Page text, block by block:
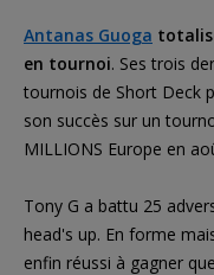
Antanas Guoga
en tournoi. Ses trois
tournois de Short Deck
son succès sur un
MILLIONS Europe en
Tony G a battu 25
head's up. En forme
enfin réussi à gagner